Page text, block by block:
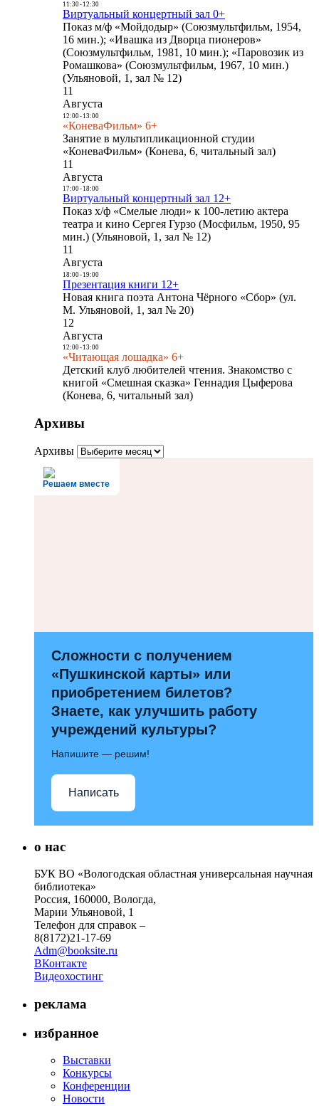
11:30- 12:30
Виртуальный концертный зал 0+
Показ м/ф «Мойдодыр» (Союзмультфильм, 1954,
16 мин.); «Ивашка из Дворца пионеров»
(Союзмультфильм, 1981, 10 мин.); «Паровозик из
Ромашкова» (Союзмультфильм, 1967, 10 мин.)
(Ульяновой, 1, зал № 12)
11
Августа
12:00- 13:00
«КоневаФильм» 6+
Занятие в мультипликационной студии
«КоневаФильм» (Конева, 6, читальный зал)
11
Августа
17:00- 18:00
Виртуальный концертный зал 12+
Показ х/ф «Смелые люди» к 100-летию актера
театра и кино Сергея Гурзо (Мосфильм, 1950, 95
мин.) (Ульяновой, 1, зал № 12)
11
Августа
18:00- 19:00
Презентация книги 12+
Новая книга поэта Антона Чёрного «Сбор» (ул.
М. Ульяновой, 1, зал № 20)
12
Августа
12:00- 13:00
«Читающая лошадка» 6+
Детский клуб любителей чтения. Знакомство с
книгой «Смешная сказка» Геннадия Цыферова
(Конева, 6, читальный зал)
Архивы
Архивы
Решаем вместе
Сложности с получением
«Пушкинской карты» или
приобретением билетов?
Знаете, как улучшить работу
учреждений культуры?
Напишите — решим!
Написать
о нас
БУК ВО «Вологодская областная универсальная научная
библиотека»
Россия, 160000, Вологда,
Марии Ульяновой, 1
Телефон для справок –
8(8172)21-17-69
Adm@booksite.ru
ВКонтакте
Видеохостинг
реклама
избранное
Выставки
Конкурсы
Конференции
Новости